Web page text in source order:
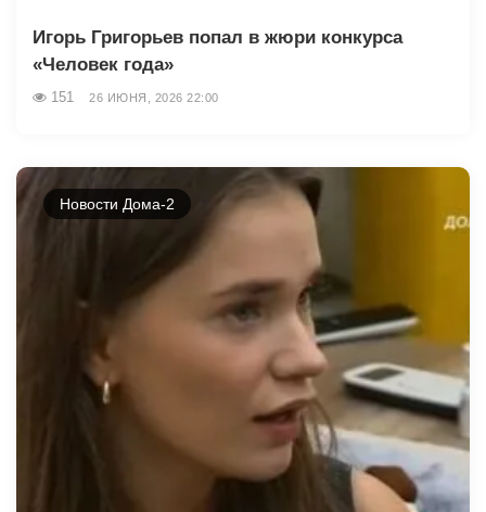
Игорь Григорьев попал в жюри конкурса
«Человек года»
151 26 ИЮНЯ, 2026 22:00
Новости Дома-2